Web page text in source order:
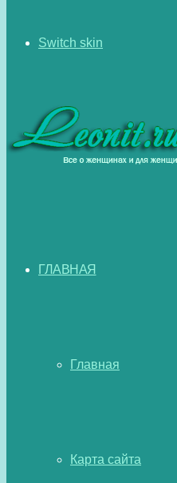
Switch skin
ГЛАВНАЯ
Главная
Карта сайта